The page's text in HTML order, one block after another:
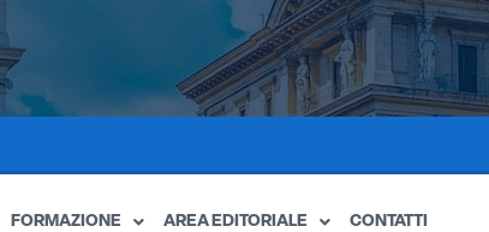
FORMAZIONE AREA EDITORIALE CONTATTI